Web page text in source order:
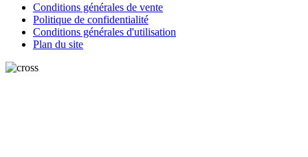
Conditions générales de vente
Politique de confidentialité
Conditions générales d'utilisation
Plan du site